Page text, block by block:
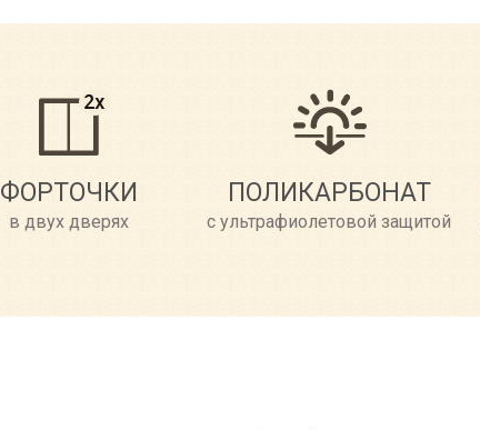
ФОРТОЧКИ
в двух дверях
ПОЛИКАРБОНАТ
с ультрафиолетовой защитой